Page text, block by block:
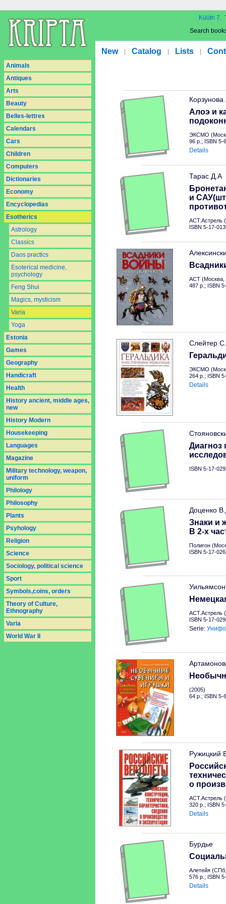
Küütri 7,
Search
New Catalog Lists
Animals
Antiques
Arts
Beauty
Belles-lettres
Calendars
Cars
Children
Computers
Dictionaries
Economy
Encyclopedias
Esotherics
Astrology
Classics
Daos practics
Esoterical medicine,
psychology
Feng Shui
Magics, mysticism
Varia
Yoga
Estonia
Games
Geography
Handicraft
Health
History ancient, middle ages,
new
History Modern
Housekeeping
Languages
Magazine
Military technology, weapon,
uniform
Philology
Philosophy
Plants
Psyhology
Religion
Science
Sociology, political science
Sport
Symbols,coins, orders
Theory of Culture,
Ethnography
Varia
World War II
Алоэ и
ЭКСМО
96 p.; ISBN 5-
Details
Тарас Д.А
и
АСТ.Астрель
ISBN 5-17-
АСТ (Москва,
487 p.; ISBN
Слейтер С.
ЭКСМО
264 p.; ISBN
Details
Диагноз
ISBN 5-17-
Доценко
Знаки и
В 2-х
Полигон
ISBN 5-17-
АСТ.Астрель
ISBN 5-17-
Serie:
(2005)
64 p.; ISBN 5-
Ружицкий
о
АСТ.Астрель
320 p.; ISBN
Details
Бурдье
Алетейя
576 p.; ISBN
Details